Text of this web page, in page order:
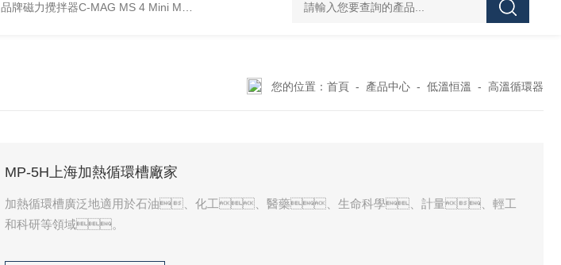
品牌磁力攪拌器C-MAG MS 4 Mini MR standard IKA磁力攪拌器 Mini MR standard IKAMAG磁力攪拌器 IT-09A5
您的位置： 首頁 - 產品中心 - 低溫恒溫 - 高溫循環器
MP-5H上海加熱循環槽廠家
加熱循環槽廣泛地適用於石油、化工、醫藥、生命科學、計量、輕工
和科研等領域。